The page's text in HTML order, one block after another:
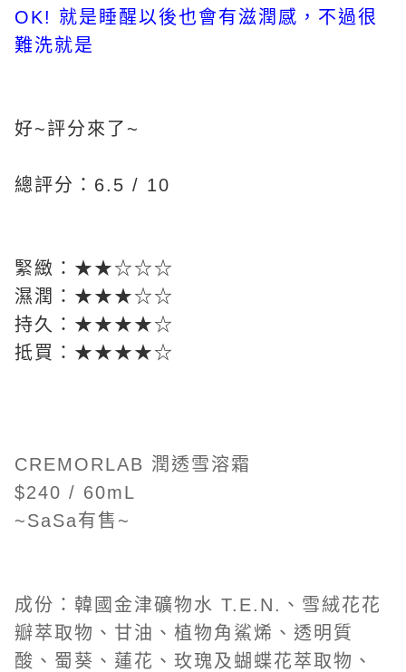
OK! 就是睡醒以後也會有滋潤感，不過很
難洗就是
好~評分來了~
總評分：6.5 / 10
緊緻 ：★★☆☆☆
濕潤 ：★★★☆☆
持久：★★★★☆
抵買：★★★★☆
CREMORLAB 潤透雪溶霜
$240 / 60mL
~SaSa有售~
成份：韓國金津礦物水 T.E.N.、雪絨花花
瓣萃取物、甘油、植物角鯊烯、透明質
酸、蜀葵、蓮花、玫瑰及蝴蝶花萃取物、